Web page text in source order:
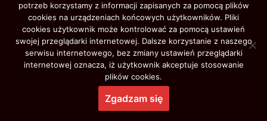
Prawa autorskie © 2026 Oświata w Czerwonaku. Wszystkie
prawa zastrzeżone.
stworzony przez ThemeGrill. Wspierane przez
WordPress.
potrzeb korzystamy z informacji zapisanych za pomocą plików
cookies na urządzeniach końcowych użytkowników. Pliki
cookies użytkownik może kontrolować za pomocą ustawień
swojej przeglądarki internetowej. Dalsze korzystanie z naszego
serwisu internetowego, bez zmiany ustawień przeglądarki
internetowej oznacza, iż użytkownik akceptuje stosowanie
plików cookies.
Zgadzam się